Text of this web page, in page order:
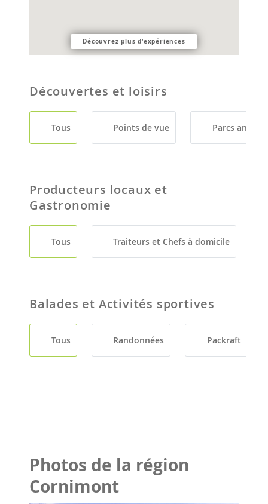
Découvrez plus d'expériences
Découvertes et loisirs
Tous Points de vue Parcs
Producteurs locaux et
Gastronomie
Tous Traiteurs et Chefs à domicile
Balades et Activités sportives
Tous Randonnées Packraft
Photos de la région
Cornimont